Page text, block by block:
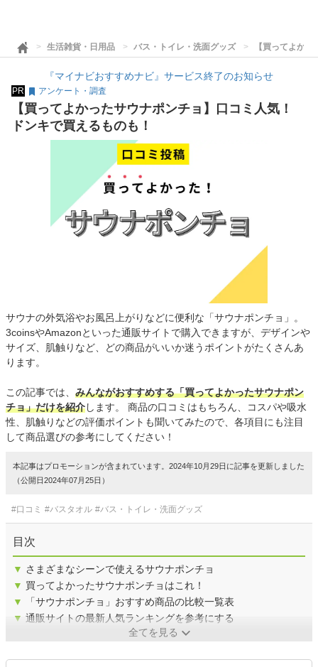
生活雑貨・日用品 バス・トイレ・洗面グッズ 【買ってよか
『マイナビおすすめナビ』サービス終了のお知らせ
PR アンケート・調査
【買ってよかったサウナポンチョ】口コミ人気！
ドンキで買えるものも！
サウナの外気浴やお風呂上がりなどに便利な「サウナポンチョ」。
3coinsやAmazonといった通販サイトで購入できますが、デザインや
サイズ、肌触りなど、どの商品がいいか迷うポイントがたくさんあ
ります。
この記事では、 みんながおすすめする「買ってよかったサウナポン
チョ」だけを紹介します。 商品の口コミはもちろん、コスパや吸水
性、肌触りなどの評価ポイントも聞いてみたので、各項目にも注目
して商品選びの参考にしてください！
本記事はプロモーションが含まれています。2024年10月29日に記事を更新しました
（公開日2024年07月25日）
#口コミ #バスタオル #バス・トイレ・洗面グッズ
目次
▼ さまざまなシーンで使えるサウナポンチョ
▼ 買ってよかったサウナポンチョはこれ！
▼
「サウナポンチョ」おすすめ商品の比較一覧表
▼ 通販サイトの最新人気ランキングを参考にする
全てを見る